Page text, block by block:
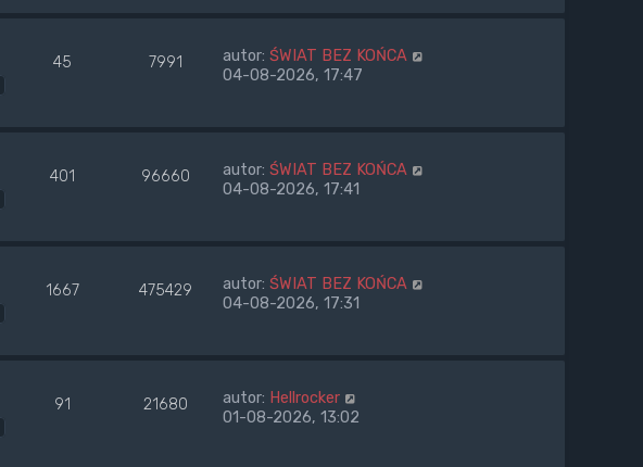
45 7991 autor: ŚWIAT BEZ KOŃCA
04-08-2026, 17:47
401 96660 autor: ŚWIAT BEZ KOŃCA
04-08-2026, 17:41
1667 475429 autor: ŚWIAT BEZ KOŃCA
04-08-2026, 17:31
91 21680 autor: Hellrocker
01-08-2026, 13:02